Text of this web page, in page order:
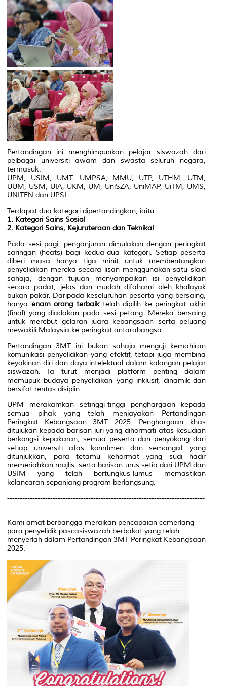
Pertandingan ini menghimpunkan pelajar siswazah dari
pelbagai universiti awam dan swasta seluruh negara,
termasuk:
UPM, USIM, UMT, UMPSA, MMU, UTP, UTHM, UTM,
UUM, USM, UIA, UKM, UM, UniSZA, UniMAP, UiTM, UMS,
UNITEN dan UPSI.
Terdapat dua kategori dipertandingkan, iaitu:
1. Kategori Sains Sosial
2. Kategori Sains, Kejuruteraan dan Teknikal
Pada sesi pagi, penganjuran dimulakan dengan peringkat
saringan (heats) bagi kedua-dua kategori. Setiap peserta
diberi masa hanya tiga minit untuk membentangkan
penyelidikan mereka secara lisan menggunakan satu slaid
sahaja, dengan tujuan menyampaikan isi penyelidikan
secara padat, jelas dan mudah difahami oleh khalayak
bukan pakar. Daripada keseluruhan peserta yang bersaing,
hanya enam orang terbaiktelah dipilih ke peringkat akhir
(final) yang diadakan pada sesi petang. Mereka bersaing
untuk merebut gelaran juara kebangsaan serta peluang
mewakili Malaysia ke peringkat antarabangsa.
Pertandingan 3MT ini bukan sahaja menguji kemahiran
komunikasi penyelidikan yang efektif, tetapi juga membina
keyakinan diri dan daya intelektual dalam kalangan pelajar
siswazah. Ia turut menjadi platform penting dalam
memupuk budaya penyelidikan yang inklusif, dinamik dan
bersifat rentas disiplin.
UPM merakamkan setinggi-tinggi penghargaan kepada
semua pihak yang telah menjayakan Pertandingan
Peringkat Kebangsaan 3MT 2025. Penghargaan khas
ditujukan kepada barisan juri yang dihormati atas kesudian
berkongsi kepakaran, semua peserta dan penyokong dari
setiap universiti atas komitmen dan semangat yang
ditunjukkan, para tetamu kehormat yang sudi hadir
memeriahkan majlis, serta barisan urus setia dari UPM dan
USIM yang telah bertungkus-lumus memastikan
kelancaran sepanjang program berlangsung.
------------------------------------------------------------------------------
------------------------------------------------------
Kami amat berbangga meraikan pencapaian cemerlang
para penyelidik pascasiswazah berbakat yang telah
menyerlah dalam Pertandingan 3MT Peringkat Kebangsaan
2025.